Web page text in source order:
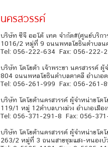
นครสวรรค์
บริษัท ซีจี ออโต้ เทค จำกัด#(ศูนย์บริกา
1016/2 หมู่ที่ 9 ถนนพหลโยธินตำบลนค
Tel: 056-222-634 Fax: 056-222-
บริษัท โตโยต้า เจ้าพระยา นครสวรรค์
804 ถนนพหลโยธินตำบลตาคลี อำเภอ
Tel: 056-261-999 Fax: 056-261-
บริษัท โตโยต้านครสวรรค์ ผู้จำหน่ายโต
119/1 หมู่ 12ตำบลบางม่วง อำเภอเมือ
Tel: 056-371-291-8 Fax: 056-
บริษัท โตโยต้านครสวรรค์ ผู้จำหน่ายโต
263/2 หมู่ที่ 3 ถนนสายชุมแสง-หนองบั